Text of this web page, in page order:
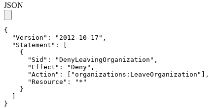
JSON
{
  "Version": "2012-10-17",
  "Statement": [
    {
      "Sid": "DenyLeavingOrganization",
      "Effect": "Deny",
      "Action": ["organizations:LeaveOrganization"],
      "Resource": "*"
    }
  ]
}